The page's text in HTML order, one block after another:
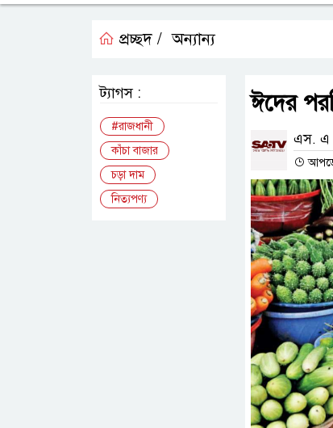
প্রচ্ছদ / অন্যান্য
ঈদের
এস. এ
ট্যাগস :
#রাজধানী
কাঁচা বাজার
চড়া দাম
নিত্যপণ্য